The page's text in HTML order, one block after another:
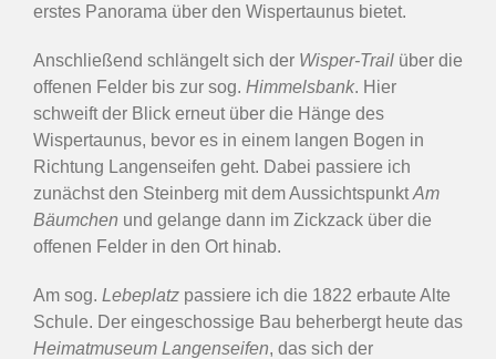
erstes Panorama über den Wispertaunus bietet.
Anschließend schlängelt sich der Wisper-Trail über die
offenen Felder bis zur sog. Himmelsbank. Hier
schweift der Blick erneut über die Hänge des
Wispertaunus, bevor es in einem langen Bogen in
Richtung Langenseifen geht. Dabei passiere ich
zunächst den Steinberg mit dem AussichtspunktAm
Bäumchen und gelange dann im Zickzack über die
offenen Felder in den Ort hinab.
Am sog. Lebeplatz passiere ich die 1822 erbaute Alte
Schule. Der eingeschossige Bau beherbergt heute das
Heimatmuseum Langenseifen, das sich der